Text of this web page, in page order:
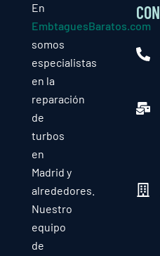
En
EmbtaguesBaratos.com
somos
especialistas
en la
reparación
de
turbos
en
Madrid y
alrededores.
Nuestro
equipo
de